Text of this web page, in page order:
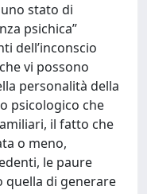
stato di
psichica”
dell’inconscio
vi possono
personalità della
psicologico che
il fatto che
o meno,
le paure
quella di generare